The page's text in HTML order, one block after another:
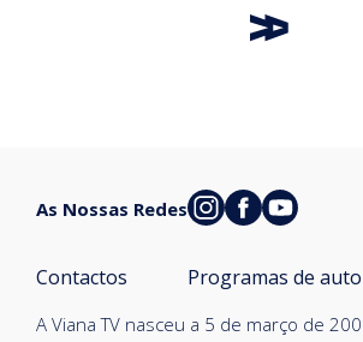
A Viana TV nasceu a 5 de março de
Contactos Programas de
As Nossas Redes